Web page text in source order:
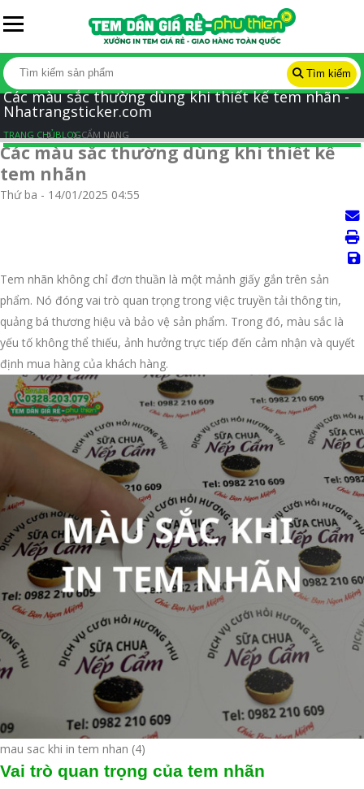
Tìm kiếm
Các màu sắc thường dùng khi thiết kế tem nhãn -
Nhatrangsticker.com
TRANG CHỦBLOGCẨM NANG
Các màu sắc thường dùng khi thiết kế
tem nhãn
Thứ ba - 14/01/2025 04:55
Tem nhãn không chỉ đơn thuần là một mảnh giấy gắn trên sản
phẩm. Nó đóng vai trò quan trọng trong việc truyền tải thông tin,
quảng bá thương hiệu và bảo vệ sản phẩm. Trong đó, màu sắc là
yếu tố không thể thiếu, ảnh hưởng trực tiếp đến cảm nhận và quyết
định mua hàng của khách hàng.
mau sac khi in tem nhan (4)
Vai trò quan trọng của tem nhãn